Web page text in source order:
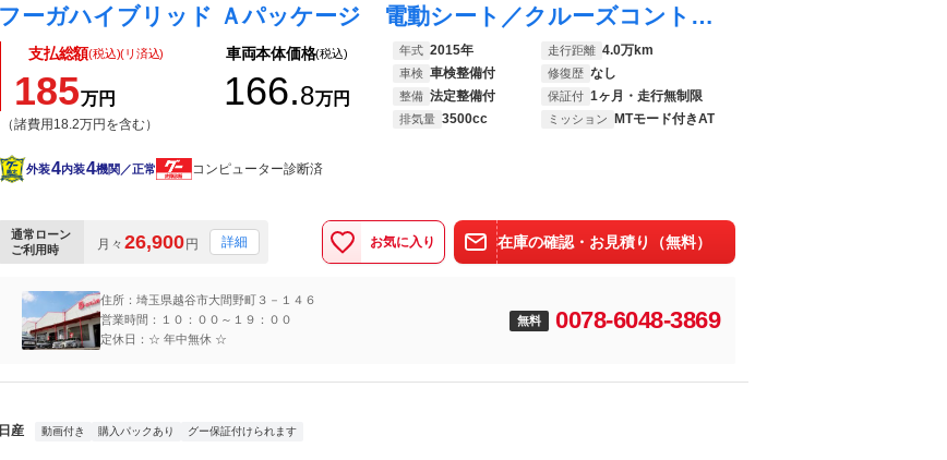
フーガハイブリッド Ａパッケージ 電動シート／クルーズコントロール／クリアランスソナー／スマートキー／ＥＴＣ／横滑り防止装置／アラウンドビューモニター／純正ナビ／Ｂｌｕｅｔｏｏｔｈ／地デジ／ＬＥＤオートライト／純正ＡＷ／Ｄ記録簿１０枚
支払総額(税込)(リ済込)
185万円
（諸費用18.2万円を含む）
車両本体価格(税込)
166.8万円
年式 2015年 走行距離 4.0万km
車検 車検整備付 修復歴 なし
整備 法定整備付 保証付 1ヶ月・走行無制限
排気量 3500cc ミッション MTモード付きAT
外装4内装4機関／正常 コンピューター診断済
通常ローン
ご利用時
月々 26,900円 詳細 お気に入り 在庫の確認・お見積り（無料）
住所：埼玉県越谷市大間野町３－１４６
営業時間：１０：００～１９：００
定休日：☆ 年中無休 ☆
無料 0078-6048-3869
日産 動画付き 購入パックあり グー保証付けられます